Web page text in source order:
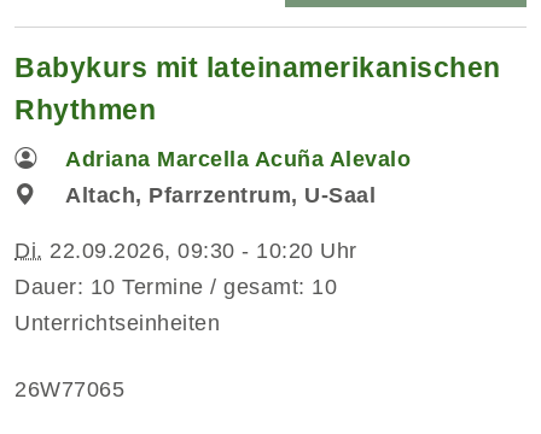
Babykurs mit lateinamerikanischen
Rhythmen
Adriana Marcella Acuña Alevalo
Altach, Pfarrzentrum, U-Saal
Di. 22.09.2026, 09:30 - 10:20 Uhr
Dauer: 10 Termine / gesamt: 10
Unterrichtseinheiten
26W77065